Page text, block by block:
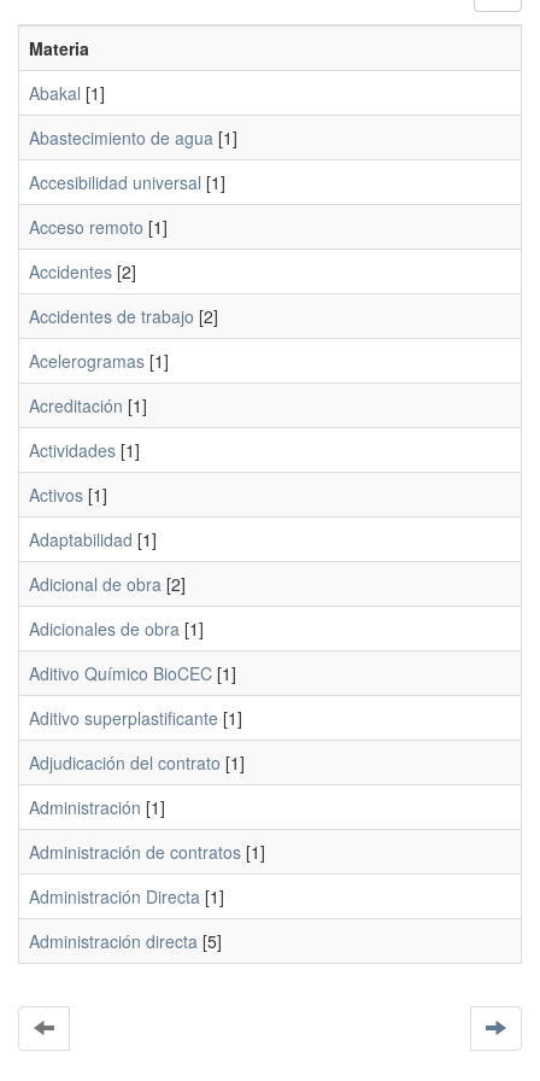
Materia
Abakal [1]
Abastecimiento de agua [1]
Accesibilidad universal [1]
Acceso remoto [1]
Accidentes [2]
Accidentes de trabajo [2]
Acelerogramas [1]
Acreditación [1]
Actividades [1]
Activos [1]
Adaptabilidad [1]
Adicional de obra [2]
Adicionales de obra [1]
Aditivo Químico BioCEC [1]
Aditivo superplastificante [1]
Adjudicación del contrato [1]
Administración [1]
Administración de contratos [1]
Administración Directa [1]
Administración directa [5]